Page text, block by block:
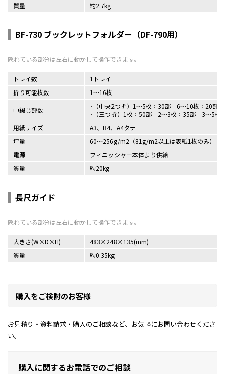
質量
約2.7kg
BF-730 ブックレットフォルダー（DF-790用）
トレイ数
1トレイ
折り可能枚数
1～16枚
中綴じ部数
（中央2つ折）1～5枚：30部 6～10枚：20部
（三つ折）1枚：50部 2～3枚：35部 3～5枚
用紙サイズ
A3、B4、A4タテ
坪量
60～256g/m2（81g/m2以上は表紙1枚のみ）
電源
フィニッシャー本体より供給
質量
約20kg
長尺ガイド
大きさ(W×D×H)
483×248×135(mm)
質量
約0.35kg
購入をご検討のお客様
お見積り・資料請求・購入のご相談など、お気軽にお問い合わせくださ
い。
購入に関するお電話でのご相談